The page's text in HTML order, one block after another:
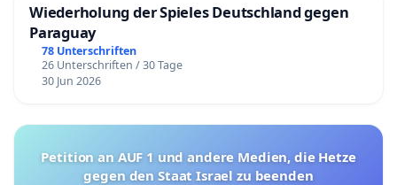
Wiederholung der Spieles Deutschland gegen
Paraguay
78 Unterschriften
26 Unterschriften / 30 Tage
30 Jun 2026
Petition an AUF 1 und andere Medien, die Hetze
gegen den Staat Israel zu beenden